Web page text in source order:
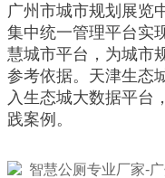
广州市城市规划展览
集中统一管理平台实
慧城市平台，为城市
参考依据。天津生态
入生态城大数据平台
践案例。